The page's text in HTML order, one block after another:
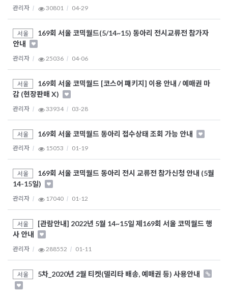
관리자 30801 04-29
서울
169회 서울 코믹월드(5/14~15) 동아리 전시교류전 참가자
안내
관리자 25036 04-06
서울
169회 서울 코믹월드 [코스어 패키지] 이용 안내 / 예매권 마
감 (현장판매 X)
관리자 33934 03-28
서울 169회 서울 코믹월드 동아리 접수상태 조회 가능 안내
관리자 15053 01-19
서울
169회 서울 코믹월드 동아리 전시 교류전 참가신청 안내 (5월
14-15일)
관리자 17040 01-12
서울
[관람안내] 2022년 5월 14~15일 제169회 서울 코믹월드 행
사 안내
관리자 288552 01-11
서울 5차_2020년 2월 티켓(델리타 배송, 예매권 등) 사용안내